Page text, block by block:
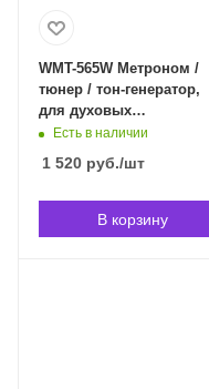
WMT-565W Метроном /
тюнер / тон-генератор,
для духовых
инструментов, Cherub
Владивостоке
Есть в наличии
1 520 руб./шт
В корзину